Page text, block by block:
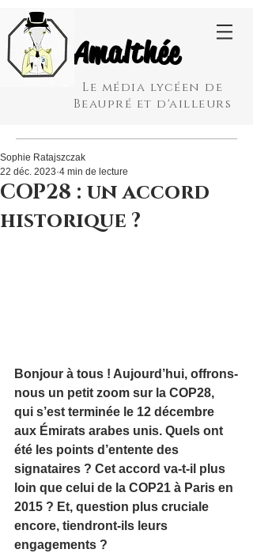
Amalthée
Le média lycéen de
Beaupré et d'ailleurs
COP28 : un accord
historique ?
Sophie Ratajszczak
22 déc. 2023 4 min de lecture
Bonjour à tous ! Aujourd’hui, offrons-
nous un petit zoom sur la COP28,
qui s’est terminée le 12 décembre
aux Émirats arabes unis. Quels ont
été les points d’entente des
signataires ? Cet accord va-t-il plus
loin que celui de la COP21 à Paris en
2015 ? Et, question plus cruciale
encore, tiendront-ils leurs
engagements ?